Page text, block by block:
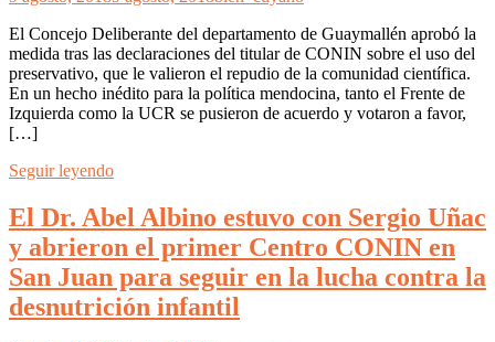
El Concejo Deliberante del departamento de Guaymallén aprobó la
medida tras las declaraciones del titular de CONIN sobre el uso del
preservativo, que le valieron el repudio de la comunidad científica.
En un hecho inédito para la política mendocina, tanto el Frente de
Izquierda como la UCR se pusieron de acuerdo y votaron a favor,
[…]
Seguir leyendo
El Dr. Abel Albino estuvo con Sergio Uñac
y abrieron el primer Centro CONIN en
San Juan para seguir en la lucha contra la
desnutrición infantil